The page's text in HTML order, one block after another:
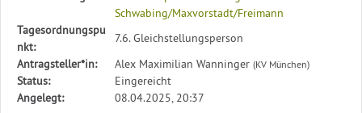
beschreibt
den
Status,
die
Antragstellerin
Schwabing/Maxvorstadt/Freimann
Tagesordnungspu
nkt:
7.6. Gleichstellungsperson
Antragsteller*in:
Alex Maximilian Wanninger (KV München)
Status:
Eingereicht
Angelegt:
08.04.2025, 20:37